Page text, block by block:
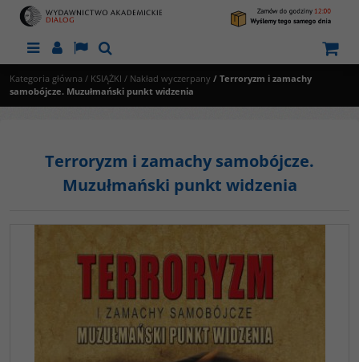
MenuPanelLangSzukaj
Kategoria główna / KSIĄŻKI / Nakład wyczerpany / Terroryzm i zamachy
samobójcze. Muzułmański punkt widzenia
Terroryzm i zamachy samobójcze.
Muzułmański punkt widzenia